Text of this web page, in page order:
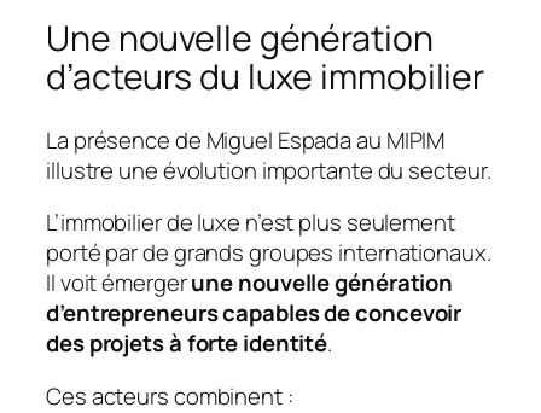
Une nouvelle génération
d’acteurs du luxe immobilier
La présence de Miguel Espada au MIPIM
illustre une évolution importante du secteur.
L’immobilier de luxe n’est plus seulement
porté par de grands groupes internationaux.
Il voit émergerune nouvelle génération
d’entrepreneurs capables de concevoir
des projets à forte identité.
Ces acteurs combinent :